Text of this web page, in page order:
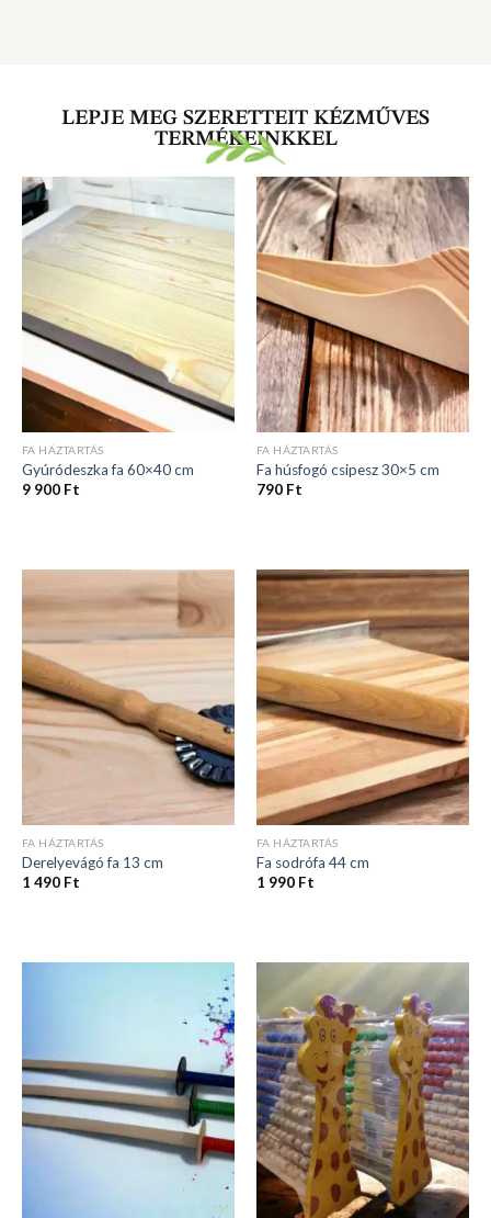
LEPJE MEG SZERETTEIT KÉZMŰVES
TERMÉKEINKKEL
FA HÁZTARTÁS
Gyúródeszka fa 60×40 cm
9 900 Ft
FA HÁZTARTÁS
Fa húsfogó csipesz 30×5 cm
790 Ft
FA HÁZTARTÁS
Derelyevágó fa 13 cm
1 490 Ft
FA HÁZTARTÁS
Fa sodrófa 44 cm
1 990 Ft